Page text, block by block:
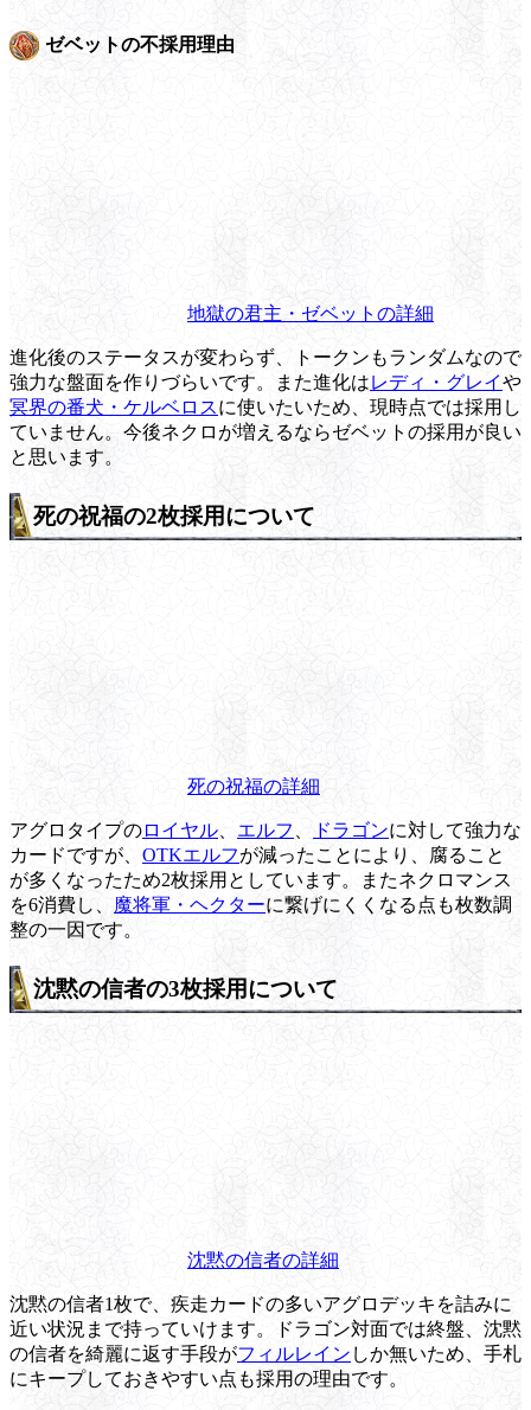
ゼベットの不採用理由
地獄の君主・ゼベットの詳細
進化後のステータスが変わらず、トークンもランダムなので
強力な盤面を作りづらいです。また進化はレディ・グレイや
冥界の番犬・ケルベロスに使いたいため、現時点では採用し
ていません。今後ネクロが増えるならゼベットの採用が良い
と思います。
死の祝福の2枚採用について
死の祝福の詳細
アグロタイプのロイヤル、 エルフ ドラゴンに対して強力な
カードですが、 OTKエルフが減ったことにより、腐ること
が多くなったため2枚採用としています。またネクロマンス
を6消費し、 魔将軍・ヘクターに繋げにくくなる点も枚数調
整の一因です。
沈黙の信者の3枚採用について
沈黙の信者の詳細
沈黙の信者1枚で、疾走カードの多いアグロデッキを詰みに
近い状況まで持っていけます。ドラゴン対面では終盤、沈黙
の信者を綺麗に返す手段がフィルレイン しか無いため、手札
にキープしておきやすい点も採用の理由です。